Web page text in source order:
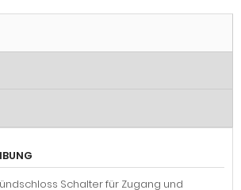
Schalter für Zugang und